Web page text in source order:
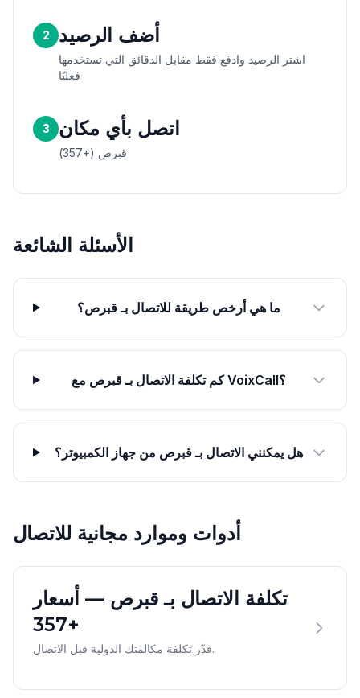
2 أضف الرصيد
اشتر الرصيد وادفع فقط مقابل الدقائق التي تستخدمها
فعليًا
3 اتصل بأي مكان
قبرص (+357)
الأسئلة الشائعة
ما هي أرخص طريقة للاتصال بـ قبرص؟
كم تكلفة الاتصال بـ قبرص مع VoixCall؟
هل يمكنني الاتصال بـ قبرص من جهاز الكمبيوتر؟
أدوات وموارد مجانية للاتصال
تكلفة الاتصال بـ قبرص — أسعار
+357
قدّر تكلفة مكالمتك الدولية قبل الاتصال.